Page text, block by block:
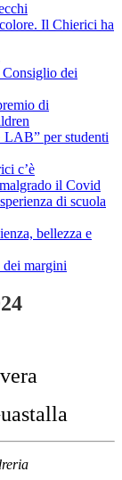
Il Chierici ha
Consiglio dei
di
per studenti
c’è
il Covid
di scuola
bellezza e
dei margini